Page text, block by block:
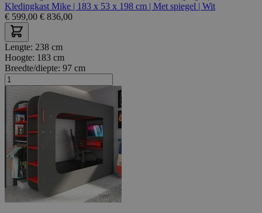
Kledingkast Mike | 183 x 53 x 198 cm | Met spiegel | Wit
€ 599,00 € 836,00
Lengte: 238 cm
Hoogte: 183 cm
Breedte/diepte: 97 cm